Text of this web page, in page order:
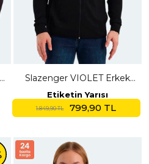
Slazenger VIOLET Erkek
Fermuarlı Kapüşonlu Cepli
Siyah Sweatshırt
Etiketin Yarısı
1.849,90 TL 799,90 TL